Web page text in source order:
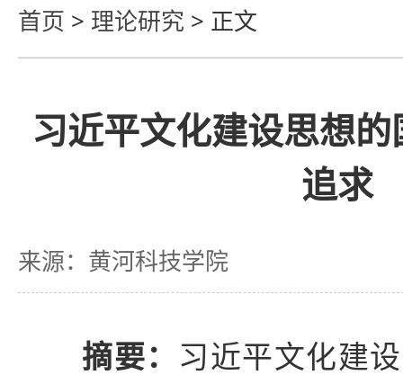
首页 > 理论研究 > 正文
习近平文化建设思想
追求
来源：黄河科技学院
摘要： 习近平文化建